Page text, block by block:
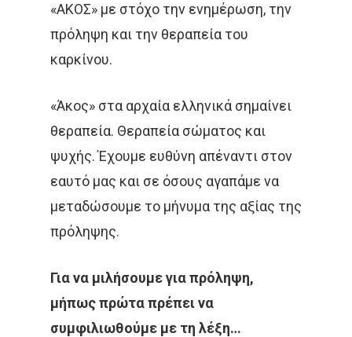
«ΑΚΟΣ» με στόχο την ενημέρωση, την
πρόληψη και την θεραπεία του
καρκίνου.
«Άκος» στα αρχαία ελληνικά σημαίνει
θεραπεία. Θεραπεία σώματος και
ψυχής. Έχουμε ευθύνη απέναντι στον
εαυτό μας και σε όσους αγαπάμε να
μεταδώσουμε το μήνυμα της αξίας της
πρόληψης.
Για να μιλήσουμε για πρόληψη,
μήπως πρώτα πρέπει να
συμφιλιωθούμε με τη λέξη…